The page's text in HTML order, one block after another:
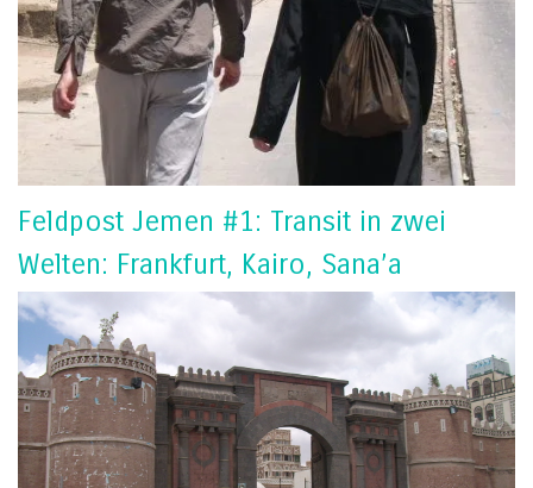
Feldpost Jemen #1: Transit in zwei
Welten: Frankfurt, Kairo, Sana’a